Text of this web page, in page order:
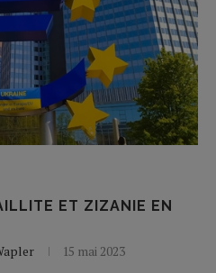
ET ZIZANIE EN
15 mai 2023